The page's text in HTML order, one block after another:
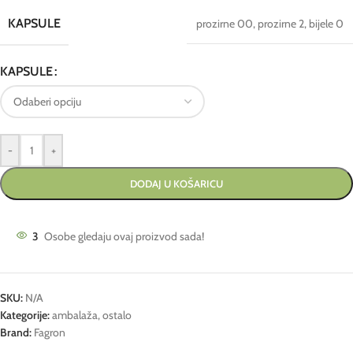
KAPSULE prozirne 00, prozirne 2, bijele 0
KAPSULE
- +
DODAJ U KOŠARICU
3 Osobe gledaju ovaj proizvod sada!
SKU: N/A
Kategorije:ambalaža,ostalo
Brand: Fagron